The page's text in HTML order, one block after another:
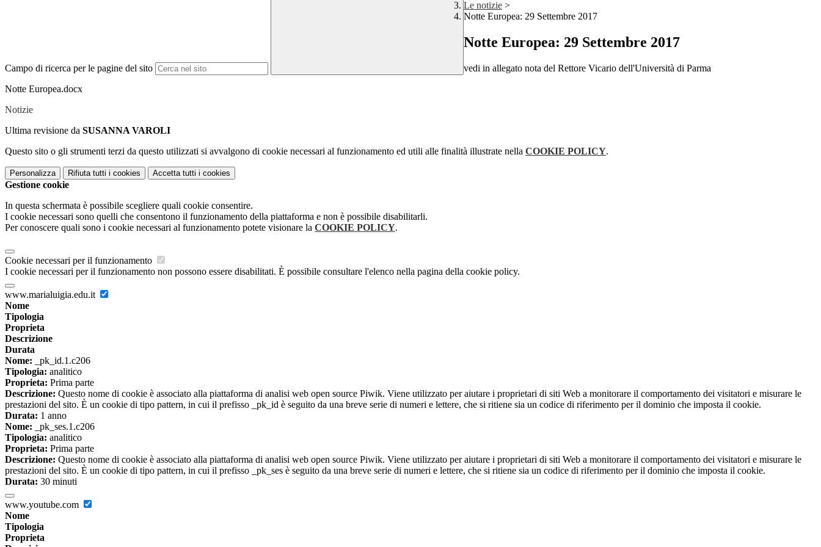
Campo di ricerca per le pagine del sito
Le notizie >
Notte Europea: 29 Settembre 2017
Notte Europea: 29 Settembre 2017
vedi in allegato nota del Rettore Vicario dell'Università di Parma
Notte Europea.docx
Notizie
Ultima revisione da SUSANNA VAROLI
Questo sito o gli strumenti terzi da questo utilizzati si avvalgono di cookie necessari al funzionamento ed utili alle finalità illustrate nella COOKIE POLICY.
Personalizza Rifiuta tutti i cookies Accetta tutti i cookies
Gestione cookie
In questa schermata è possibile scegliere quali cookie consentire.
I cookie necessari sono quelli che consentono il funzionamento della piattaforma e non è possibile disabilitarli.
Per conoscere quali sono i cookie necessari al funzionamento potete visionare la COOKIE POLICY.
Cookie necessari per il funzionamento
I cookie necessari per il funzionamento non possono essere disabilitati. È possibile consultare l'elenco nella pagina della cookie policy.
www.marialuigia.edu.it
Nome
Tipologia
Proprieta
Descrizione
Durata
Nome: _pk_id.1.c206
Tipologia: analitico
Proprieta: Prima parte
Descrizione: Questo nome di cookie è associato alla piattaforma di analisi web open source Piwik. Viene utilizzato per aiutare i proprietari di siti Web a monitorare il comportamento dei visitatori e misurare le
prestazioni del sito. È un cookie di tipo pattern, in cui il prefisso _pk_id è seguito da una breve serie di numeri e lettere, che si ritiene sia un codice di riferimento per il dominio che imposta il cookie.
Durata: 1 anno
Nome: _pk_ses.1.c206
Tipologia: analitico
Proprieta: Prima parte
Descrizione: Questo nome di cookie è associato alla piattaforma di analisi web open source Piwik. Viene utilizzato per aiutare i proprietari di siti Web a monitorare il comportamento dei visitatori e misurare le
prestazioni del sito. È un cookie di tipo pattern, in cui il prefisso _pk_ses è seguito da una breve serie di numeri e lettere, che si ritiene sia un codice di riferimento per il dominio che imposta il cookie.
Durata: 30 minuti
www.youtube.com
Nome
Tipologia
Proprieta